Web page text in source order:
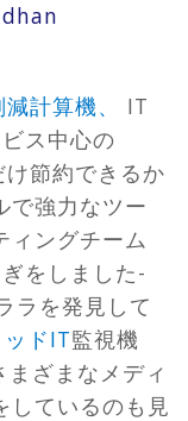
計算機、 IT
ス中心の
節約できるか
で強力なツー
ィングチーム
をしました-
ラを発見して
ドIT監視機
ざまなメディ
しているのも見